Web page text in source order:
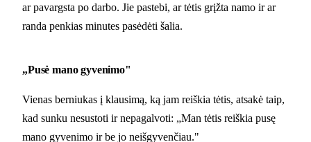
ar pavargsta po darbo. Jie pastebi, ar tėtis grįžta namo ir ar
randa penkias minutes pasėdėti šalia.
„Pusė mano gyvenimo"
Vienas berniukas į klausimą, ką jam reiškia tėtis, atsakė taip,
kad sunku nesustoti ir nepagalvoti: „Man tėtis reiškia pusę
mano gyvenimo ir be jo neišgyvenčiau."